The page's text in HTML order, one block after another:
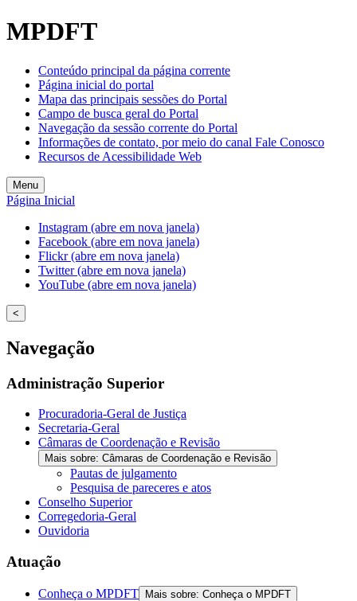
MPDFT
Conteúdo principal da página corrente
Página inicial do portal
Mapa das principais sessões do Portal
Campo de busca geral do Portal
Navegação da sessão corrente do Portal
Informações de contato, por meio do canal Fale Conosco
Recursos de Acessibilidade Web
Menu
Página Inicial
Instagram (abre em nova janela)
Facebook (abre em nova janela)
Flickr (abre em nova janela)
Twitter (abre em nova janela)
YouTube (abre em nova janela)
<
Navegação
Administração Superior
Procuradoria-Geral de Justiça
Secretaria-Geral
Câmaras de Coordenação e Revisão
Mais sobre: Câmaras de Coordenação e Revisão
Pautas de julgamento
Pesquisa de pareceres e atos
Conselho Superior
Corregedoria-Geral
Ouvidoria
Atuação
Conheça o MPDFT Mais sobre: Conheça o MPDFT